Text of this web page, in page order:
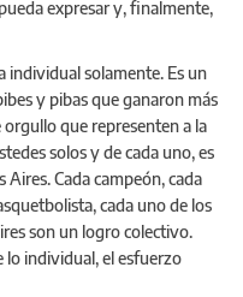
expresar y, finalmente,
individual solamente. Es un
y pibas que ganaron más
que representen a la
solos y de cada uno, es
Cada campeón, cada
cada uno de los
son un logro colectivo.
lo individual, el esfuerzo